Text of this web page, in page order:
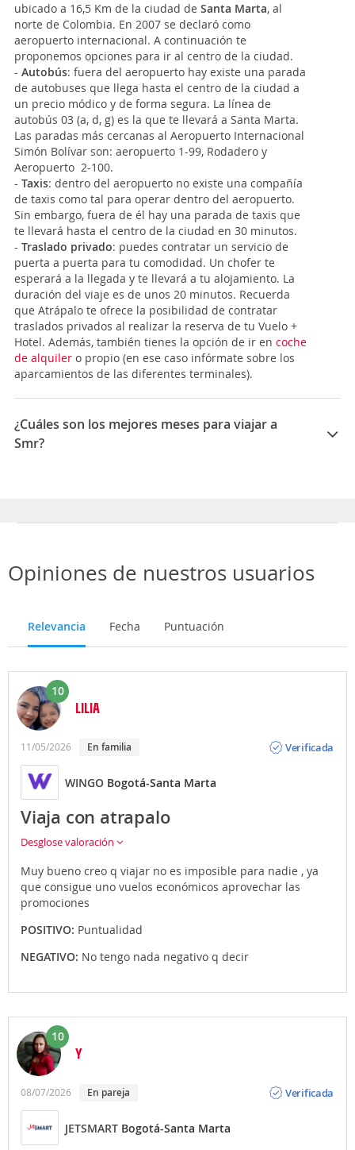
ubicado a 16,5 Km de la ciudad de Santa Marta, al
norte de Colombia. En 2007 se declaró como
aeropuerto internacional. A continuación te
proponemos opciones para ir al centro de la ciudad.
- Autobús: fuera del aeropuerto hay existe una parada
de autobuses que llega hasta el centro de la ciudad a
un precio módico y de forma segura. La línea de
autobús 03 (a, d, g) es la que te llevará a Santa Marta.
Las paradas más cercanas al Aeropuerto Internacional
Simón Bolívar son: aeropuerto 1-99, Rodadero y
Aeropuerto 2-100.
- Taxis: dentro del aeropuerto no existe una compañía
de taxis como tal para operar dentro del aeropuerto.
Sin embargo, fuera de él hay una parada de taxis que
te llevará hasta el centro de la ciudad en 30 minutos.
- Traslado privado: puedes contratar un servicio de
puerta a puerta para tu comodidad. Un chofer te
esperará a la llegada y te llevará a tu alojamiento. La
duración del viaje es de unos 20 minutos. Recuerda
que Atrápalo te ofrece la posibilidad de contratar
traslados privados al realizar la reserva de tu Vuelo +
Hotel. Además, también tienes la opción de ir en coche
de alquiler o propio (en ese caso infórmate sobre los
aparcamientos de las diferentes terminales).
¿Cuáles son los mejores meses para viajar a
Smr?
Opiniones de nuestros usuarios
Relevancia Fecha Puntuación
10
LILIA
11/05/2026 En familia
Verificada
WINGO Bogotá-Santa Marta
Viaja con atrapalo
Desglose valoración
Muy bueno creo q viajar no es imposible para nadie , ya
que consigue uno vuelos económicos aprovechar las
promociones
POSITIVO: Puntualidad
NEGATIVO: No tengo nada negativo q decir
10
Y
08/07/2026 En pareja
Verificada
JETSMART Bogotá-Santa Marta